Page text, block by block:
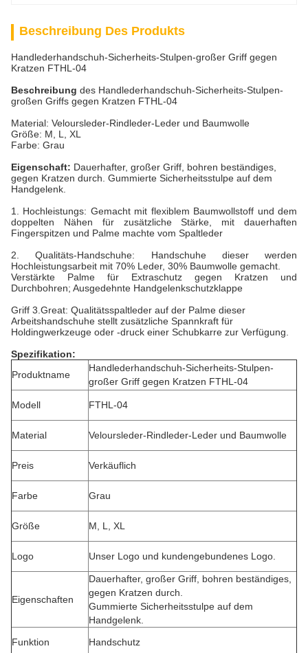
Beschreibung Des Produkts
Handlederhandschuh-Sicherheits-Stulpen-großer Griff gegen
Kratzen FTHL-04
Beschreibung des Handlederhandschuh-Sicherheits-Stulpen-
großen Griffs gegen Kratzen FTHL-04
Material: Veloursleder-Rindleder-Leder und Baumwolle
Größe: M, L, XL
Farbe: Grau
Eigenschaft: Dauerhafter, großer Griff, bohren beständiges,
gegen Kratzen durch. Gummierte Sicherheitsstulpe auf dem
Handgelenk.
1. Hochleistungs: Gemacht mit flexiblem Baumwollstoff und dem
doppelten Nähen für zusätzliche Stärke, mit dauerhaften
Fingerspitzen und Palme machte vom Spaltleder
2.Qualitäts-Handschuhe: Handschuhe dieser werden
Hochleistungsarbeit mit 70% Leder, 30% Baumwolle gemacht.
Verstärkte Palme für Extraschutz gegen Kratzen und
Durchbohren; Ausgedehnte Handgelenkschutzklappe
Griff 3.Great: Qualitätsspaltleder auf der Palme dieser
Arbeitshandschuhe stellt zusätzliche Spannkraft für
Holdingwerkzeuge oder -druck einer Schubkarre zur Verfügung.
Spezifikation:
Produktname
Handlederhandschuh-Sicherheits-Stulpen-
großer Griff gegen Kratzen FTHL-04
Modell FTHL-04
Material Veloursleder-Rindleder-Leder und Baumwolle
Preis Verkäuflich
Farbe Grau
Größe M, L, XL
Logo Unser Logo und kundengebundenes Logo.
Eigenschaften
Dauerhafter, großer Griff, bohren beständiges,
gegen Kratzen durch.
Gummierte Sicherheitsstulpe auf dem
Handgelenk.
Funktion
Handschutz